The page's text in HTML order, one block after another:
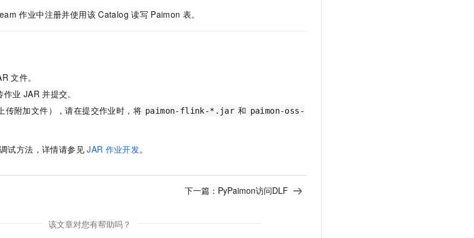
作业中注册并使用该 Catalog 读写 Paimon 表。
文件。
作业 JAR 并提交。
传附加文件），请在提交作业时，将 paimon-flink-*.jar 和 paimon-oss-
试方法，详情请参见 JAR 作业开发。
下一篇： PyPaimon访问DLF
该文章对您有帮助吗？